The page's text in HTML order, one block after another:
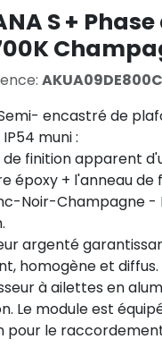
S +
AKUA09DE800C
encastré de
muni :
de finition apparent
époxy + l'anneau de
Noir-Champagne -
argenté
homogène et diffus.
à ailettes en
Le module est
pour le